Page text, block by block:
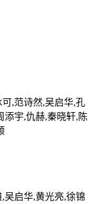
,范诗然,吴启华,孔
添宇,仇赫,秦晓轩,陈
吴启华,黄光亮,徐锦